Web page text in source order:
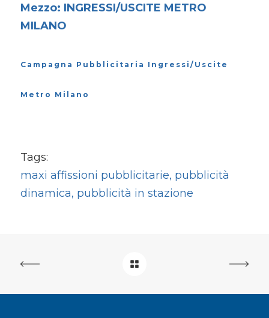
Mezzo: INGRESSI/USCITE METRO
MILANO
Campagna Pubblicitaria Ingressi/Uscite
Metro Milano
Tags:
maxi affissioni pubblicitarie, pubblicità
dinamica, pubblicità in stazione